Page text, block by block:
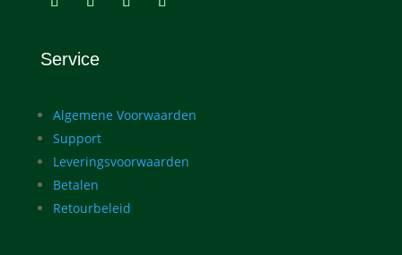
Service
Algemene Voorwaarden
Support
Leveringsvoorwaarden
Betalen
Retourbeleid